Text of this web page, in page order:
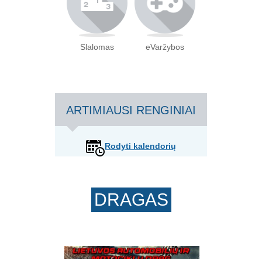
Slalomas eVaržybos
ARTIMIAUSI RENGINIAI
Rodyti kalendorių
DRAGAS